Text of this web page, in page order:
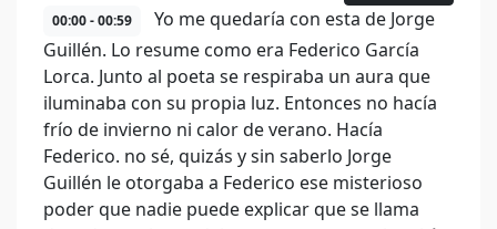
00:00 - 00:59
Yo me quedaría con esta de Jorge
Guillén. Lo resume como era Federico García
Lorca. Junto al poeta se respiraba un aura que
iluminaba con su propia luz. Entonces no hacía
frío de invierno ni calor de verano. Hacía
Federico. no sé, quizás y sin saberlo Jorge
Guillén le otorgaba a Federico ese misterioso
poder que nadie puede explicar que se llama